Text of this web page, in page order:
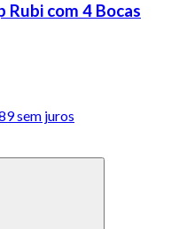
Rubi com 4 Bocas
sem juros